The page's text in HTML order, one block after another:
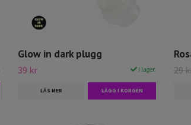
Glow in dark plugg
39 kr I lager.
LÄS MER LÄGG I KORGEN
29